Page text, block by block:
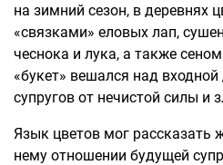
на зимний сезон, в деревнях
«связками» еловых лап,
чеснока и лука, а также
«букет» вешался над
супругов от нечистой силы и
Язык цветов мог рассказать
нему отношении будущей